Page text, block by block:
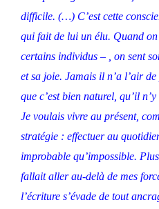
difficile. (…) C’est cette
qui fait de lui un élu. Quand
certains individus – , on sent
et sa joie. Jamais il n’a l’air de
que c’est bien naturel, qu’il
Je voulais vivre au présent,
stratégie : effectuer au
improbable qu’impossible.
fallait aller au-delà de mes
l’écriture s’évade de tout